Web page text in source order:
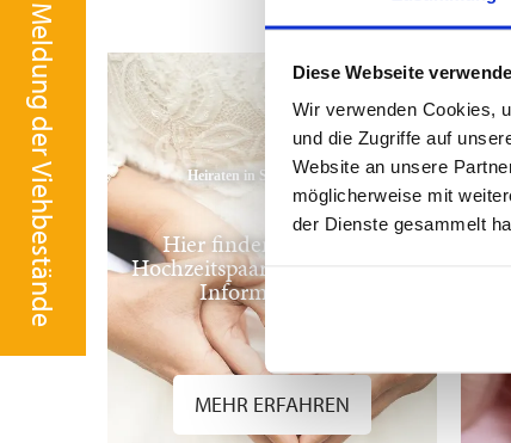
Diese Webseite
Wir verwenden Cookies,
und die Zugriffe auf
Website an unsere
möglicherweise mit
der Dienste gesammelt
Meldung der Viehbestände Heiraten in Seeon-Seebruck
Hier finden zukünftige
Hochzeitspaare viele wichtige
Informationen.
MEHR ERFAHREN